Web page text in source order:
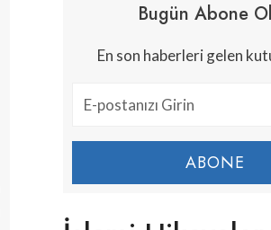
Bugün Abone
En son haberleri gelen
ABONE